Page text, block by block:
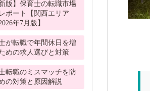
新版】保育士の転職市場
ポート【関西エリア
年7月版】
が転職で年間休日を増
めの求人選びと対策
転職のミスマッチを防
の対策と原因解説